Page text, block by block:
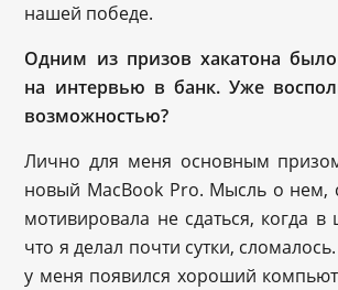
нашей победе.
Одним из призов хакатона
на интервью в банк. Уже
возможностью?
Лично для меня основным призом
новый MacBook Pro. Мысль о нем,
мотивировала не сдаться, когда в
что я делал почти сутки,
у меня появился хороший